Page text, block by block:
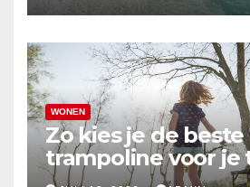
WONEN
Zo kies je de beste
trampoline voor je